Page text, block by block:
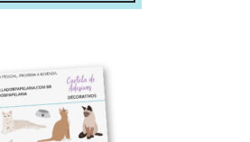
Este
várias
variantes.
As
opções